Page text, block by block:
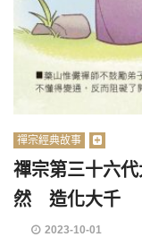
禪宗經典故事
禪宗第三十六
然 造化大千
2023-10-01